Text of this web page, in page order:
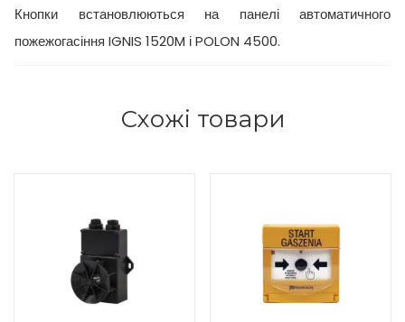
Кнопки встановлюються на панелі автоматичного
пожежогасіння IGNIS 1520M і POLON 4500.
Схожі товари